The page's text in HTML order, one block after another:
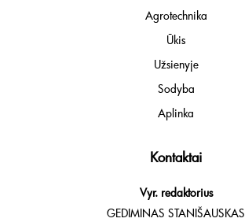
Agrotechnika
Ūkis
Užsienyje
Sodyba
Aplinka
Kontaktai
Vyr. redaktorius
GEDIMINAS STANIŠAUSKAS